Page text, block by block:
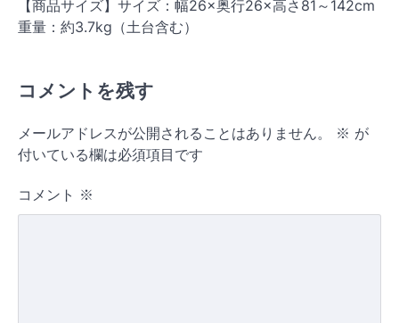
【商品サイズ】サイズ：幅26×奥行26×高さ81～142cm
重量：約3.7kg（土台含む）
コメントを残す
メールアドレスが公開されることはありません。 ※ が
付いている欄は必須項目です
コメント ※